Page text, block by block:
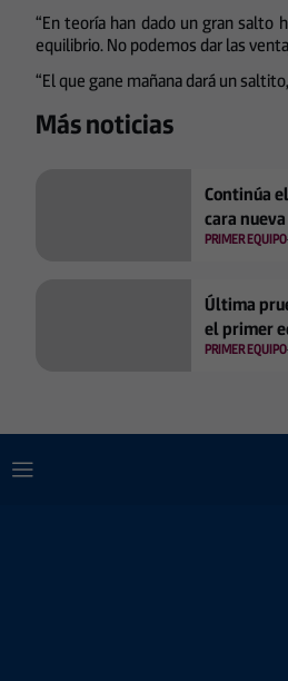
“En teoría han dado un gran salto
equilibrio. No podemos dar las
“El que gane mañana dará un
Más noticias
Continúa
cara nueva
PRIMER EQUIPO
Última
el primer
PRIMER EQUIPO